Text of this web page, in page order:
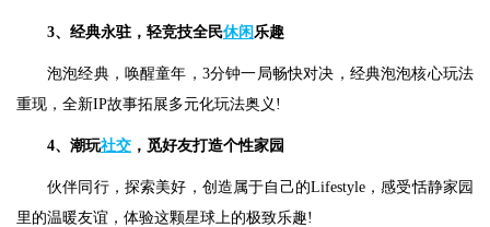
3、经典永驻，轻竞技全民休闲乐趣
泡泡经典，唤醒童年，3分钟一局畅快对决，经典泡泡核心玩法
重现，全新IP故事拓展多元化玩法奥义!
4、潮玩社交 ，觅好友打造个性家园
伙伴同行，探索美好，创造属于自己的Lifestyle，感受恬静家园
里的温暖友谊，体验这颗星球上的极致乐趣!